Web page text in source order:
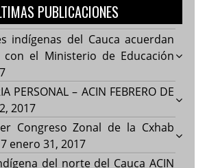
PUBLICACIONES
indígenas del Cauca acuerdan
con el Ministerio de Educación
PERSONAL – ACIN FEBRERO DE
2017
Congreso Zonal de la Cxhab
enero 31, 2017
del norte del Cauca ACIN